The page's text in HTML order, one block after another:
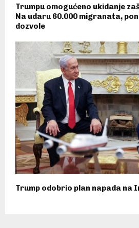
Trumpu omogućeno ukidanje
Na udaru 60.000 migranata,
dozvole
Trump odobrio plan napada na